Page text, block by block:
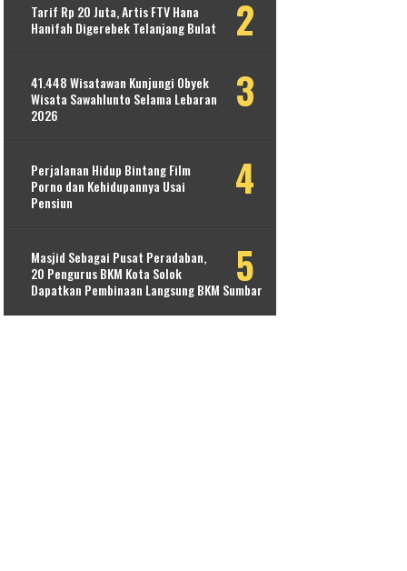
Tarif Rp 20 Juta, Artis FTV Hana
Hanifah Digerebek Telanjang Bulat
41.448 Wisatawan Kunjungi Obyek
Wisata Sawahlunto Selama Lebaran
2026
Perjalanan Hidup Bintang Film
Porno dan Kehidupannya Usai
Pensiun
Masjid Sebagai Pusat Peradaban,
20 Pengurus BKM Kota Solok
Dapatkan Pembinaan Langsung BKM Sumbar